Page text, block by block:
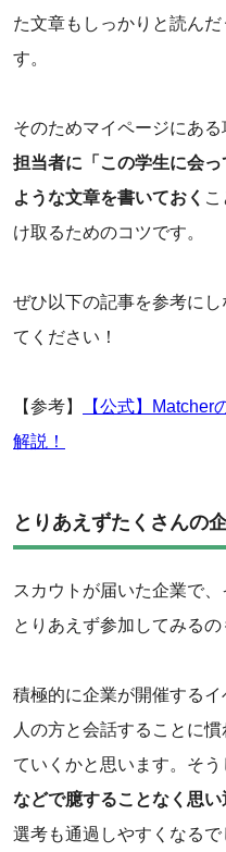
た文章もしっかりと読ん
す。
そのためマイページにある
担当者に「この学生に会
ような文章を書いておく
け取るためのコツです。
ぜひ以下の記事を参考に
てください！
【参考】
【公式】
解説！
とりあえずたくさんの
スカウトが届いた企業で
とりあえず参加してみるの
積極的に企業が開催する
人の方と会話することに
ていくかと思います。そう
などで臆することなく思
選考も通過しやすくなるで